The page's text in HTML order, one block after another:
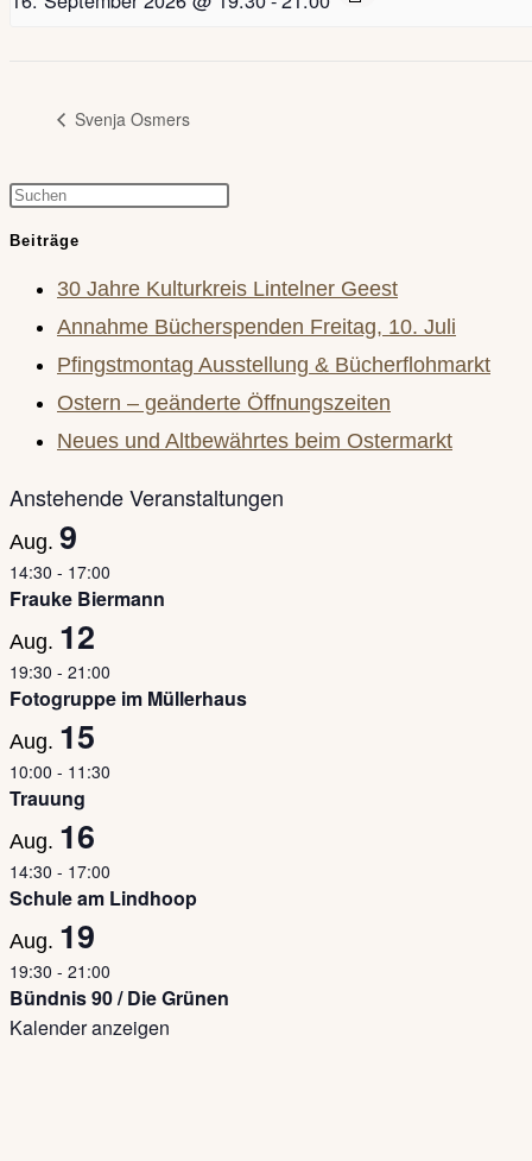
Svenja Osmers
Press
close
the
search
panel.
Beiträge
30 Jahre Kulturkreis Lintelner Geest
Annahme Bücherspenden Freitag, 10. Juli
Pfingstmontag Ausstellung & Bücherflohmarkt
Ostern – geänderte Öffnungszeiten
Neues und Altbewährtes beim Ostermarkt
Anstehende Veranstaltungen
Aug. 9
14:30 - 17:00
Frauke Biermann
Aug. 12
19:30 - 21:00
Fotogruppe im Müllerhaus
Aug. 15
10:00 - 11:30
Trauung
Aug. 16
14:30 - 17:00
Schule am Lindhoop
Aug. 19
19:30 - 21:00
Bündnis 90 / Die Grünen
Kalender anzeigen